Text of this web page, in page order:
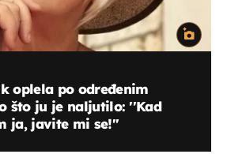
oplela po određenim
što ju je naljutilo: ''Kad
ja, javite mi se!''